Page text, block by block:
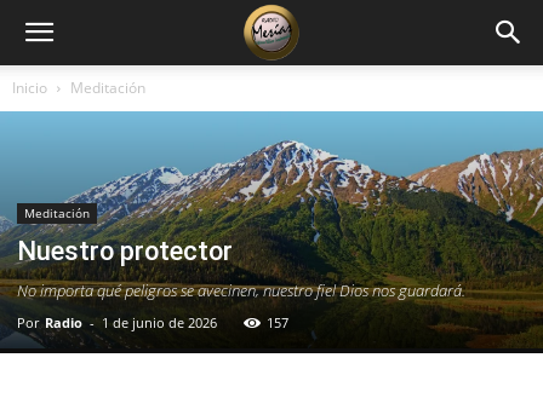
Inicio Meditación
Meditación
Nuestro protector
No importa qué peligros se avecinen, nuestro fiel Dios nos guardará.
Por Radio - 1 de junio de 2026 157